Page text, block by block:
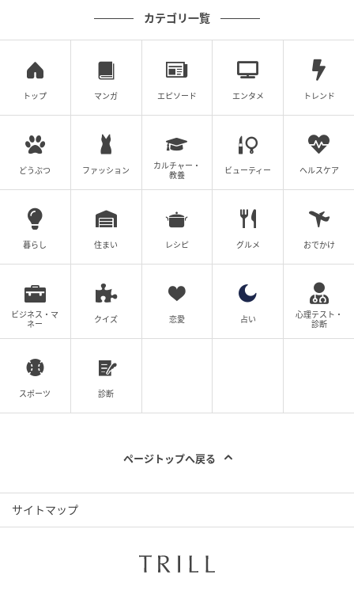
イター」。釣り、温泉、グルメ、そして海を眺めてぼ
旅と釣りを友としてきたが、現在は期間限定で禁酒
中。新商品から旅、ファッション、グルメまで、自身
のアンテナに触れたトピックを独自の視点で発信して
いる。
元記事で読む
あと数センチなのに…！手が短すぎてバナナ
に届かない市川市動植物園のニホンアナグマ
が「切なくてかわいい」と話題
の記事をもっとみる
カテゴリ一覧
トップ マンガ エピソード エンタメ トレンド
どうぶつ ファッション
カルチャー・
教養
ビューティー ヘルスケア
暮らし 住まい レシピ グルメ おでかけ
ビジネス・マ
ネー
クイズ 恋愛 占い
心理テスト・
診断
スポーツ 診断
ページトップへ戻る
サイトマップ